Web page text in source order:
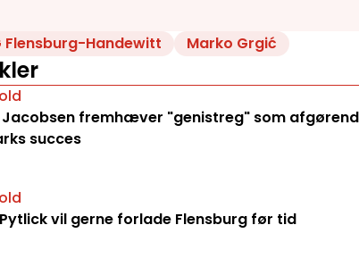
Flensburg-Handewitt Marko Grgić
Jacobsen fremhæver "genistreg" som
succes
vil gerne forlade Flensburg før tid